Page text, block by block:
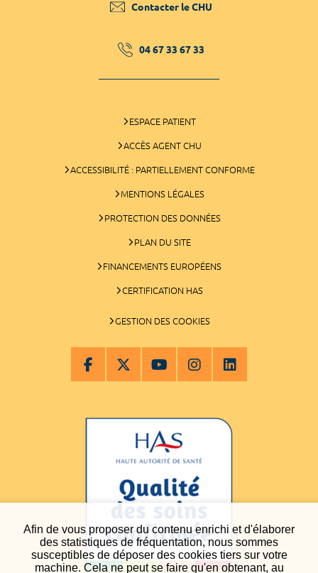
Afin de vous proposer du contenu enrichi et d'élaborer
des statistiques de fréquentation, nous sommes
susceptibles de déposer des cookies tiers sur votre
machine. Cela ne peut se faire qu'en obtenant, au
Contacter le CHU
04 67 33 67 33
ESPACE PATIENT
ACCÈS AGENT CHU
ACCESSIBILITÉ : PARTIELLEMENT CONFORME
MENTIONS LÉGALES
PROTECTION DES DONNÉES
PLAN DU SITE
FINANCEMENTS EUROPÉENS
CERTIFICATION HAS
GESTION DES COOKIES